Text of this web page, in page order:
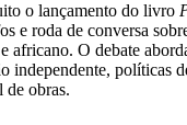
o lançamento do livro
e roda de conversa
africano. O debate
independente, políticas
de obras.